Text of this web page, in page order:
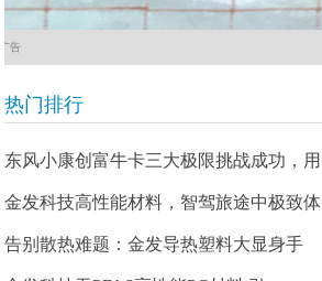
广告
热门排行
东风小康创富牛卡三大极限挑战成功，用
金发科技高性能材料，智驾旅途中极致体
告别散热难题：金发导热塑料大显身手